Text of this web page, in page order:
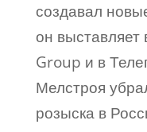
создавал
он выставляет
Group и в
Мелстроя
розыска в